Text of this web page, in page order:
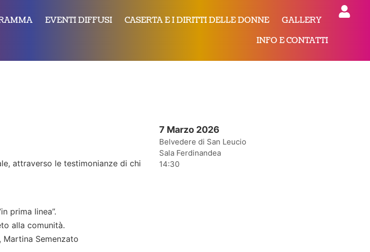
EVENTI DIFFUSI CASERTA E I DIRITTI DELLE DONNE
GALLERY
INFO E CONTATTI
attraverso le testimonianze di chi
prima linea”.
alla comunità.
Martina Semenzato
7 Marzo 2026
Belvedere di San Leucio
Sala Ferdinandea
14:30